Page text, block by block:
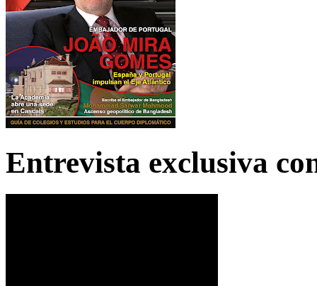
Entrevista exclusiva